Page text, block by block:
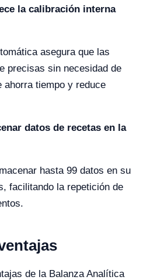
la calibración interna
asegura que las
precisas sin necesidad de
ahorra tiempo y reduce
datos de recetas en la
hasta 99 datos en su
facilitando la repetición de
de la Balanza Analítica